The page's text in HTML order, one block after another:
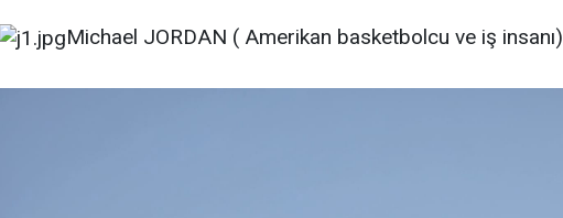
Michael JORDAN ( Amerikan basketbolcu ve iş insanı)